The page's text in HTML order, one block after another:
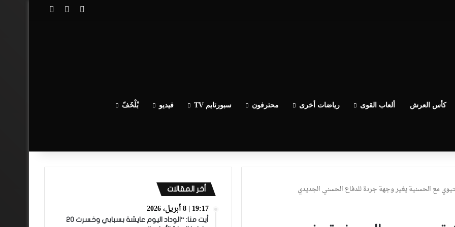
تسجيل الدخول
مقال عشوائي
كأس العرش ألعاب القوى رياضات أخرى محترفون سبورتايم TV فيديو بْلْخَفّ
مع الحسنية يغير وجهة جردة للدفاع الحسني الجديدي
أخر المقالات
19:17 | 8 أبريل، 2026
أيت منا: “الوداد اليوم عايشة بسبابي وخسرت 20